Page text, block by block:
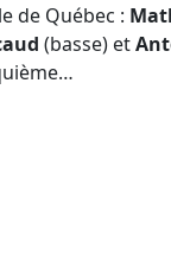
de Québec :
(basse) et